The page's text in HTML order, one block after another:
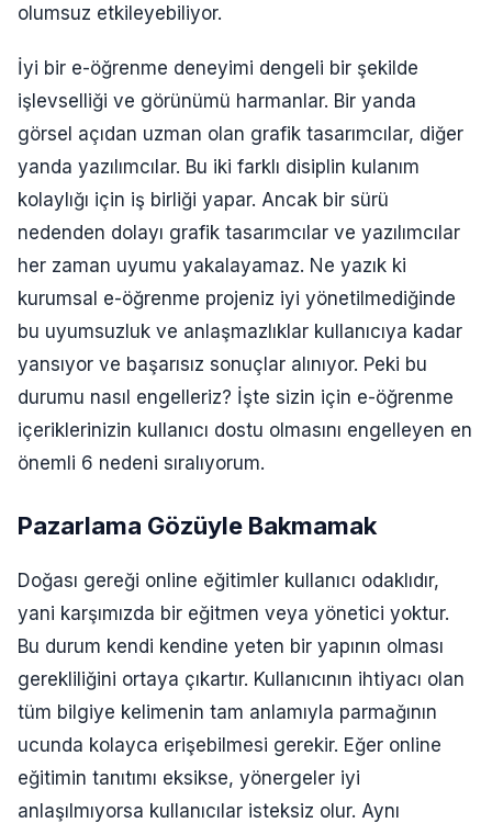
olumsuz etkileyebiliyor.
İyi bir e-öğrenme deneyimi dengeli bir şekilde
işlevselliği ve görünümü harmanlar. Bir yanda
görsel açıdan uzman olan grafik tasarımcılar, diğer
yanda yazılımcılar. Bu iki farklı disiplin kulanım
kolaylığı için iş birliği yapar. Ancak bir sürü
nedenden dolayı grafik tasarımcılar ve yazılımcılar
her zaman uyumu yakalayamaz. Ne yazık ki
kurumsal e-öğrenme projeniz iyi yönetilmediğinde
bu uyumsuzluk ve anlaşmazlıklar kullanıcıya kadar
yansıyor ve başarısız sonuçlar alınıyor. Peki bu
durumu nasıl engelleriz? İşte sizin için e-öğrenme
içeriklerinizin kullanıcı dostu olmasını engelleyen en
önemli 6 nedeni sıralıyorum.
Pazarlama Gözüyle Bakmamak
Doğası gereği online eğitimler kullanıcı odaklıdır,
yani karşımızda bir eğitmen veya yönetici yoktur.
Bu durum kendi kendine yeten bir yapının olması
gerekliliğini ortaya çıkartır. Kullanıcının ihtiyacı olan
tüm bilgiye kelimenin tam anlamıyla parmağının
ucunda kolayca erişebilmesi gerekir. Eğer online
eğitimin tanıtımı eksikse, yönergeler iyi
anlaşılmıyorsa kullanıcılar isteksiz olur. Aynı